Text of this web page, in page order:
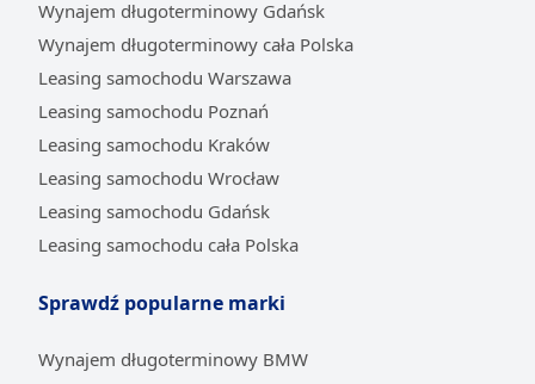
Kierowca otrzymuje pojazd prosto z salonu, objęty
pełną gwarancją producenta. Co więcej, elastyczność
leasingu pozwala po zakończeniu umowy na
bezproblemową wymianę samochodu na najnowszy
model. Dla miłośników marki oznacza to możliwość
regularnego przesiadania się do kolejnych generacji
Alf Romeo, by zawsze cieszyć się szczytem włoskiego
designu, innowacji i sportowych doznań.
W Automarket.pl stawiamy na maksymalną wygodę i
leasingowy. Platforma umożliwia kompleksową
Wynajem długoterminowy Gdańsk
Wynajem długoterminowy cała Polska
Leasing samochodu Warszawa
Leasing samochodu Poznań
Leasing samochodu Kraków
Leasing samochodu Wrocław
Leasing samochodu Gdańsk
Leasing samochodu cała Polska
Sprawdź popularne marki
Wynajem długoterminowy BMW